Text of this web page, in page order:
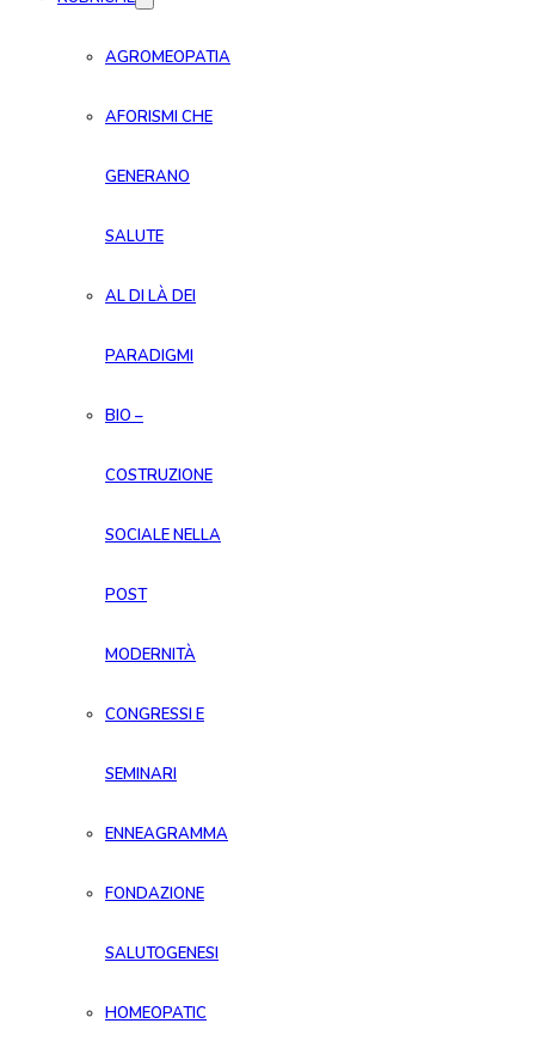
AGROMEOPATIA
AFORISMI CHE
GENERANO
SALUTE
AL DI LÀ DEI
PARADIGMI
BIO –
COSTRUZIONE
SOCIALE NELLA
POST
MODERNITÀ
CONGRESSI E
SEMINARI
ENNEAGRAMMA
FONDAZIONE
SALUTOGENESI
HOMEOPATIC